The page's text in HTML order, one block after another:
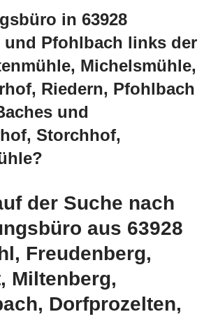
in 63928
Pfohlbach links der
Michelsmühle,
Riedern, Pfohlbach
und
Storchhof,
der Suche nach
aus 63928
Freudenberg,
Miltenberg,
Dorfprozelten,